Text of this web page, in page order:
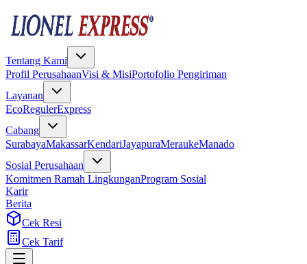
Tentang Kami
Profil PerusahaanVisi & MisiPortofolio Pengiriman
Layanan
EcoRegulerExpress
Cabang
SurabayaMakassarKendariJayapuraMeraukeManado
Sosial Perusahaan
Komitmen Ramah LingkunganProgram Sosial
Karir
Berita
Cek Resi
Cek Tarif